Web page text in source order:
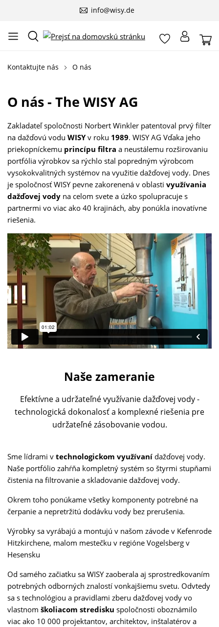
info@wisy.de
Kontaktujte nás O nás
O nás - The WISY AG
Zakladateľ spoločnosti Norbert Winkler patentoval prvý filter
na dažďovú vodu WISYv roku 1989. WISY AG Vďaka jeho
priekopníckemu princípu filtra a neustálemu rozširovaniu
portfólia výrobkov sa rýchlo stal popredným výrobcom
vysokokvalitných systémov na využitie dažďovej vody. Dnes
je spoločnosť WISY pevne zakorenená v oblasti využívania
dažďovej vody na celom svete a úzko spolupracuje s
partnermi vo viac ako 40 krajinách, aby ponúkla inovatívne
riešenia.
Naše zameranie
Efektívne a udržateľné využívanie dažďovej vody -
technologická dokonalosť a komplexné riešenia pre
udržateľné zásobovanie vodou.
Sme lídrami v technologickom využívaní dažďovej vody.
Naše portfólio zahŕňa kompletný systém so štyrmi stupňami
čistenia na filtrovanie a skladovanie dažďovej vody.
Okrem toho ponúkame všetky komponenty potrebné na
čerpanie a nepretržitú dodávku vody bez prerušenia.
Výrobky sa vyrábajú a montujú v našom závode v Kefenrode
Hitzkirchene, malom mestečku v regióne Vogelsberg v
Hesensku
Od samého začiatku sa WISY zaoberala aj sprostredkovaním
potrebných odborných znalostí vonkajšiemu svetu. Odvtedy
sa s technológiou a pravidlami zberu dažďovej vody vo
vlastnom školiacom stredisku spoločnosti oboznámilo
viac ako 10 000 projektantov, architektov, inštalatérov a